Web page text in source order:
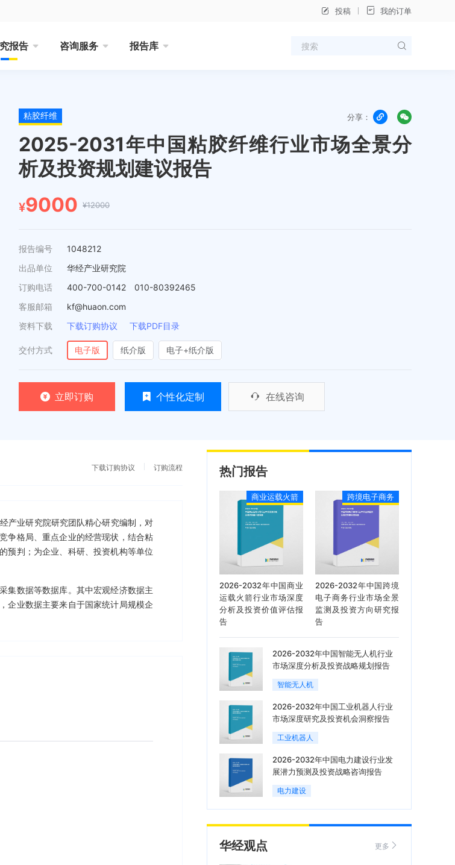
投稿 我的订单
报告 咨询服务 报告库
粘胶纤维 分享：
2025-2031年中国粘胶纤维行业市场全景分
析及投资规划建议报告
¥9000 ¥12000
报告编号
1048212
出品单位
华经产业研究院
订购电话
400-700-0142 010-80392465
客服邮箱
kf@huaon.com
资料下载
下载订购协议 下载PDF目录
交付方式 电子版 纸介版 电子+纸介版
立即订购 个性化定制 在线咨询
下载订购协议 订购流程
产业研究院研究团队精心研究编制，对
争格局、重点企业的经营现状，结合粘
预判；为企业、科研、投资机构等单位
集数据等数据库。其中宏观经济数据主
企业数据主要来自于国家统计局规模企
热门报告
商业运载火箭
2026-2032年中国商业
运载火箭行业市场深度
分析及投资价值评估报
告
跨境电子商务
2026-2032年中国跨境
电子商务行业市场全景
监测及投资方向研究报
告
2026-2032年中国智能无人机行业
市场深度分析及投资战略规划报告
智能无人机
2026-2032年中国工业机器人行业
市场深度研究及投资机会洞察报告
工业机器人
2026-2032年中国电力建设行业发
展潜力预测及投资战略咨询报告
电力建设
华经观点 更多